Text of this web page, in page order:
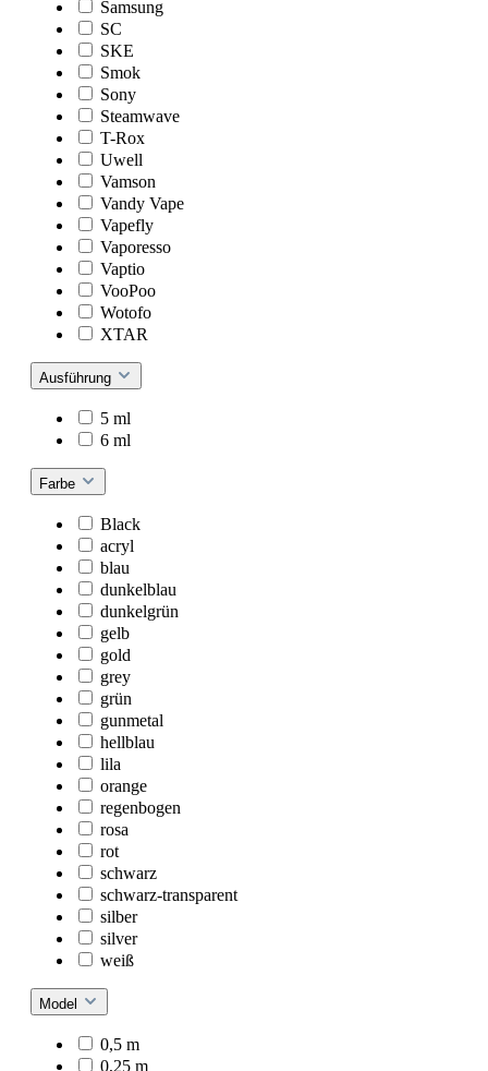
Samsung
SC
SKE
Smok
Sony
Steamwave
T-Rox
Uwell
Vamson
Vandy Vape
Vapefly
Vaporesso
Vaptio
VooPoo
Wotofo
XTAR
Ausführung
5 ml
6 ml
Farbe
Black
acryl
blau
dunkelblau
dunkelgrün
gelb
gold
grey
grün
gunmetal
hellblau
lila
orange
regenbogen
rosa
rot
schwarz
schwarz-transparent
silber
silver
weiß
Model
0,5 m
0,25 m